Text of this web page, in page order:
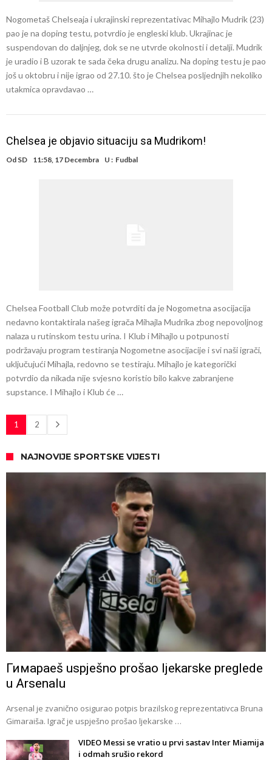
Nogometaš Chelseaja i ukrajinski reprezentativac Mihajlo Mudrik (23)
pao je na doping testu, potvrdio je engleski klub. Ukrajinac je
suspendovan do daljnjeg, dok se ne utvrde okolnosti i detalji. Mudrik
je uradio i B uzorak te sada čeka drugu analizu. Na doping testu je pao
još u oktobru i nije igrao od 27.10. što je Chelsea posljednjih nekoliko
utakmica opravdavao …
Chelsea je objavio situaciju sa Mudrikom!
Od SD 11:58, 17 Decembra U : Fudbal
Chelsea Football Club može potvrditi da je Nogometna asocijacija
nedavno kontaktirala našeg igrača Mihajla Mudrika zbog nepovoljnog
nalaza u rutinskom testu urina. I Klub i Mihajlo u potpunosti
podržavaju program testiranja Nogometne asocijacije i svi naši igrači,
uključujući Mihajla, redovno se testiraju. Mihajlo je kategorički
potvrdio da nikada nije svjesno koristio bilo kakve zabranjene
supstance. I Mihajlo i Klub će …
1 2
NAJNOVIJE SPORTSKE VIJESTI
Гимараeš uspješno prošao ljekarske preglede
u Arsenalu
Arsenal je zvanično osigurao potpis brazilskog reprezentativca Bruna
Gimaraiša. Igrač je uspješno prošao ljekarske …
VIDEO Messi se vratio u prvi sastav Inter Miamija
i odmah srušio rekord